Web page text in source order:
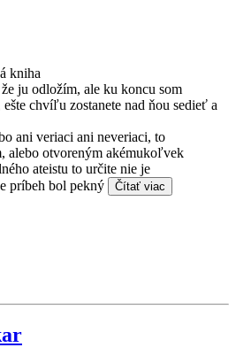
kniha
ju odložím, ale ku koncu som
chvíľu zostanete nad ňou sedieť a
ani veriaci ani neveriaci, to
alebo otvoreným akémukoľvek
ateistu to určite nie je
príbeh bol pekný
Čítať viac